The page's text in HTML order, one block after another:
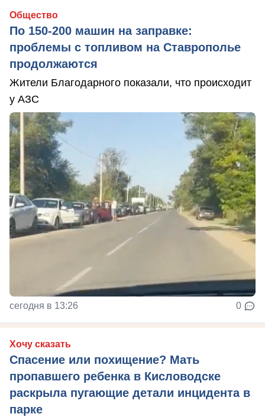
Общество
По 150-200 машин на заправке:
проблемы с топливом на Ставрополье
продолжаются
Жители Благодарного показали, что происходит
у АЗС
сегодня в 13:26 0
Хочу сказать
Спасение или похищение? Мать
пропавшего ребенка в Кисловодске
раскрыла пугающие детали инцидента в
парке